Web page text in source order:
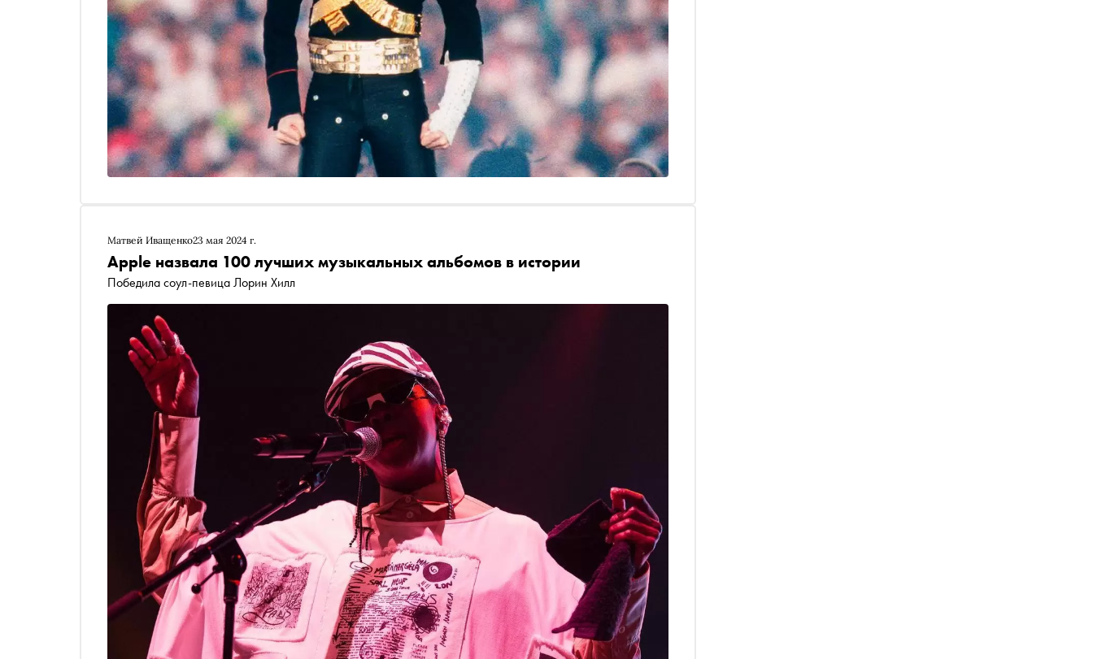
Матвей Иващенко23 мая 2024 г.
Apple назвала 100 лучших музыкальных альбомов в истории
Победила соул-певица Лорин Хилл